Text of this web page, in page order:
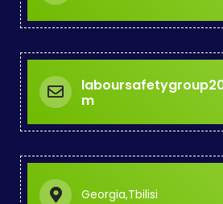
m
Georgia,Tbilisi